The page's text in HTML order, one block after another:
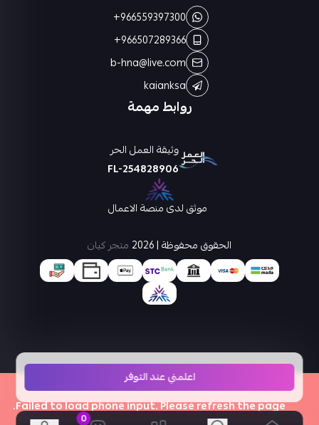
0
اعلمني عند التوفر
روابط مهمة
+966559397300
+966507289366
b-hna@live.com
kaianksa
وثيقة العمل الحر
FL-254828906
موثق لدى منصة الاعمال
الحقوق محفوظة | 2026
متجر كيان
Failed to load phone input. Please refresh the page.